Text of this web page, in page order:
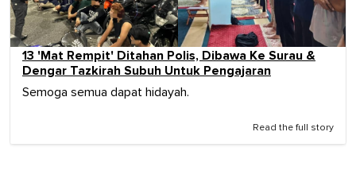
13 'Mat Rempit' Ditahan Polis, Dibawa Ke Surau &
Dengar Tazkirah Subuh Untuk Pengajaran
Semoga semua dapat hidayah.
Read the full story